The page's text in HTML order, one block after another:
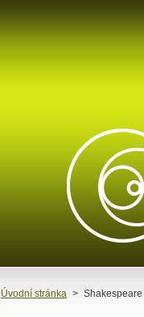
Úvodní stránka >